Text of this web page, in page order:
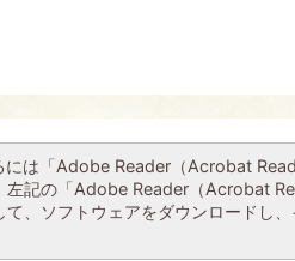
には「Adobe Reader（Acrobat
左記の「Adobe Reader（Acrobat
て、ソフトウェアをダウンロードし